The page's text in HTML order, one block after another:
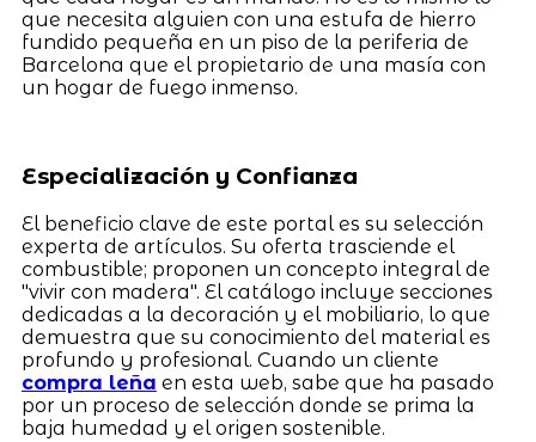
que necesita alguien con una estufa de hierro
fundido pequeña en un piso de la periferia de
Barcelona que el propietario de una masía con
un hogar de fuego inmenso.
Especialización y Confianza
El beneficio clave de este portal es su selección
experta de artículos. Su oferta trasciende el
combustible; proponen un concepto integral de
"vivir con madera". El catálogo incluye secciones
dedicadas a la decoración y el mobiliario, lo que
demuestra que su conocimiento del material es
profundo y profesional. Cuando un cliente
compra leña en esta web, sabe que ha pasado
por un proceso de selección donde se prima la
baja humedad y el origen sostenible.